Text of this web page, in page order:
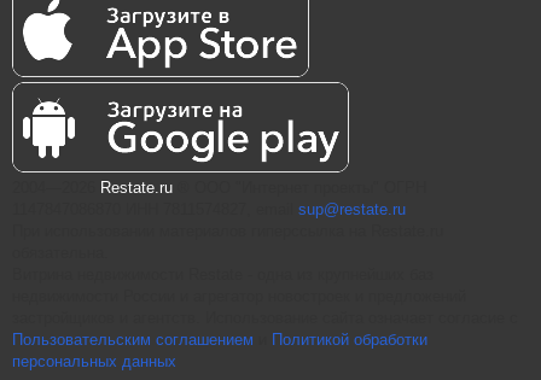
Restate.ru
sup@restate.ru
Пользовательским соглашением
Политикой обработки
персональных данных